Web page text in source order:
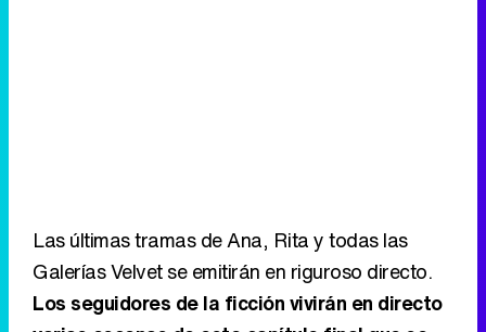
Las últimas tramas de Ana, Rita y todas las
Galerías Velvet se emitirán en riguroso directo.
Los seguidores de la ficción vivirán en directo